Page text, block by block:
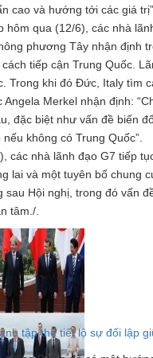
cao và hướng tới các giá trị”.
hôm qua (12/6), các nhà
phương Tây nhận định
tiếp cận Trung Quốc.
Trong khi đó Đức, Italy tìm
Merkel nhận định:
đặc biệt như vấn đề biến
không có Trung Quốc”.
các nhà lãnh đạo G7 tiếp
lai và một tuyên bố chung
sau Hội nghị, trong đó vấn
tâm./.
tập thể tiết lộ sự đối lập